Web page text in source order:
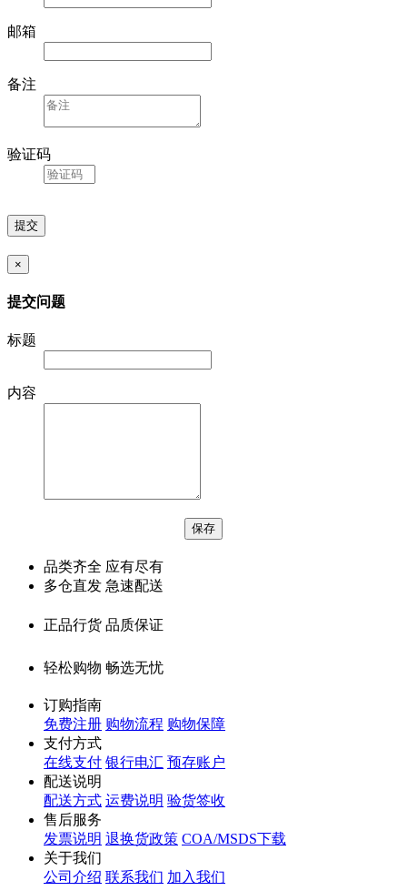
邮箱
备注
验证码
×
提交问题
标题
内容
品类齐全 应有尽有
多仓直发 急速配送
正品行货 品质保证
轻松购物 畅选无忧
订购指南
免费注册 购物流程 购物保障
支付方式
在线支付 银行电汇 预存账户
配送说明
配送方式 运费说明 验货签收
售后服务
发票说明 退换货政策 COA/MSDS下载
关于我们
公司介绍 联系我们 加入我们